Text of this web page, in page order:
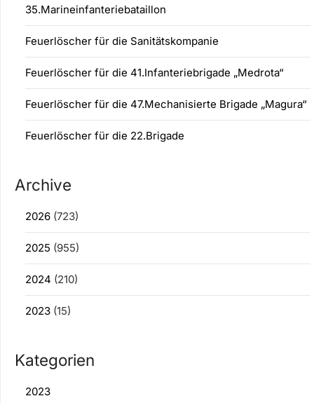
35.Marineinfanteriebataillon
Feuerlöscher für die Sanitätskompanie
Feuerlöscher für die 41.Infanteriebrigade „Medrota“
Feuerlöscher für die 47.Mechanisierte Brigade „Magura“
Feuerlöscher für die 22.Brigade
Archive
2026 (723)
2025 (955)
2024 (210)
2023 (15)
Kategorien
2023